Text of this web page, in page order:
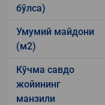
бўлса)
Умумий майдони
(м2)
Кўчма савдо
жойининг
манзили